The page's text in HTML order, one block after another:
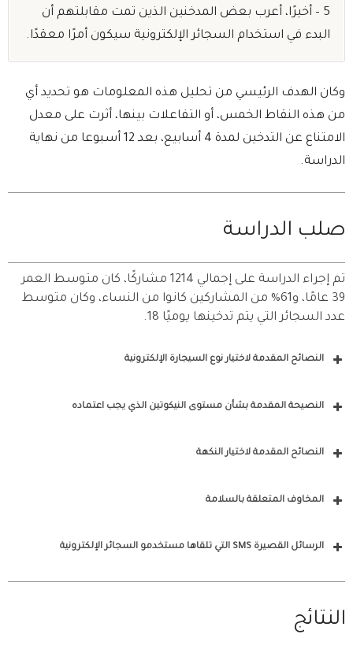
5 – أخيرًا، أعرب بعض المدخنين الذين تمت مقابلتهم أن
البدء في استخدام السجائر الإلكترونية سيكون أمرًا معقدًا.
وكان الهدف الرئيسي من تحليل هذه المعلومات هو تحديد أي
من هذه النقاط الخمس، أو التفاعلات بينها، أثرت على معدل
الامتناع عن التدخين لمدة 4 أسابيع، بعد 12 أسبوعا من نهاية
الدراسة.
صلب الدراسة
تم إجراء الدراسة على إجمالي 1214 مشاركًا، كان متوسط ​​العمر
39 عامًا، و61% من المشاركين كانوا من النساء، وكان متوسط ​​
عدد السجائر التي يتم تدخينها يوميًا 18.
النصائح المقدمة لاختيار نوع السيجارة الإلكترونية
النصيحة المقدمة بشأن مستوى النيكوتين الذي يجب اعتماده
النصائح المقدمة لاختيار النكهة
المخاوف المتعلقة بالسلامة
الرسائل القصيرة SMS التي تلقاها مستخدمو السجائر الإلكترونية
النتائج